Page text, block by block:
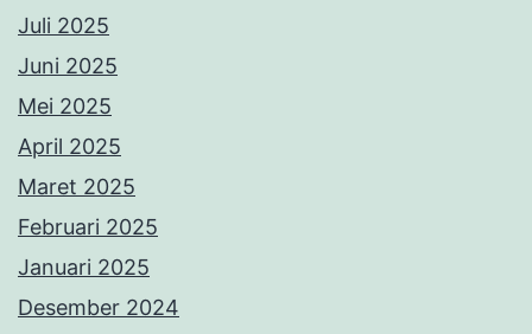
Juli 2025
Juni 2025
Mei 2025
April 2025
Maret 2025
Februari 2025
Januari 2025
Desember 2024